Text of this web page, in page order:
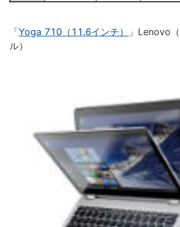
「Yoga 710（11.6インチ）
」Lenovo
ル）